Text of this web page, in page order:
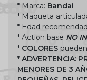
* Marca: Bandai
* Maqueta
* Edad
* Action base NO
* COLORES
* ADVERTENCIA:
MENORES DE 3